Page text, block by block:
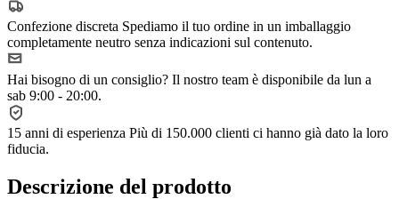
Confezione discreta Spediamo il tuo ordine in un imballaggio
completamente neutro senza indicazioni sul contenuto.
Hai bisogno di un consiglio? Il nostro team è disponibile da lun a
sab 9:00 - 20:00.
15 anni di esperienza Più di 150.000 clienti ci hanno già dato la loro
fiducia.
Descrizione del prodotto